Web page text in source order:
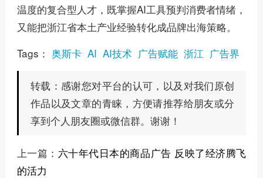
温度的复合型人才，既掌握AI工具预判消费者情绪，
又能把浙江省本土产业经验转化成品牌出海策略。
Tags： 奥斯卡 AI AI技术 广告赋能 浙江 广告界
转载： 感谢您对平台的认可，以及对我们原创
作品以及文章的青睐，方便请推荐给朋友或分
享到个人朋友圈或微信群。谢谢！
上一篇： 六十年代日本的商品广告 反映了经济腾飞
的活力